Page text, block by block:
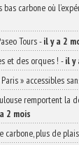
carbone où
Tours-il y a 2
et des orques ! -il y
» accessibles
remportent la
2 mois
carbone, plus de